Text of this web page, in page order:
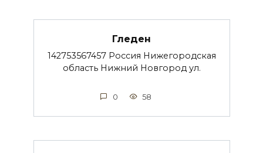
Гледен
142753567457 Россия Нижегородская
область Нижний Новгород ул.
0 58